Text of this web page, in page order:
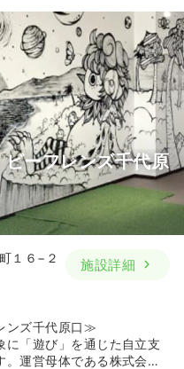
ーフレンズ千代原
１６−２
施設詳細
ンズ千代原口≫
に「遊び」を通じた自立支
運営母体である株式会社